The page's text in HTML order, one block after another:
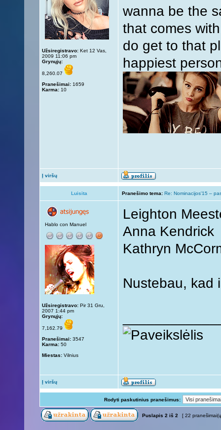
Užsiregistravo: Ket 12 Vas,
2009 11:06 pm
Grynųjų:
8,260.07
Pranešimai: 1659
Karma: 10
wanna be the
that comes
do get to that
happiest
Į viršų
Luisita Pranešimo tema: Re: Nominacijos'15 –
Hablo con Manuel
Užsiregistravo: Pir 31 Gru,
2007 1:44 pm
Grynųjų:
7,162.79
Pranešimai: 3547
Karma: 50
Miestas: Vilnius
Leighton
Anna Kendrick
Kathryn
Nustebau, kad
Į viršų
Rodyti paskutinius pranešimus:
Puslapis 2 iš 2 [ 22